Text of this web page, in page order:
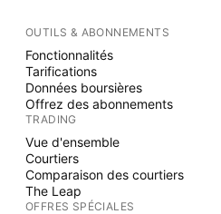
OUTILS & ABONNEMENTS
Fonctionnalités
Tarifications
Données boursières
Offrez des abonnements
TRADING
Vue d'ensemble
Courtiers
Comparaison des courtiers
The Leap
OFFRES SPÉCIALES